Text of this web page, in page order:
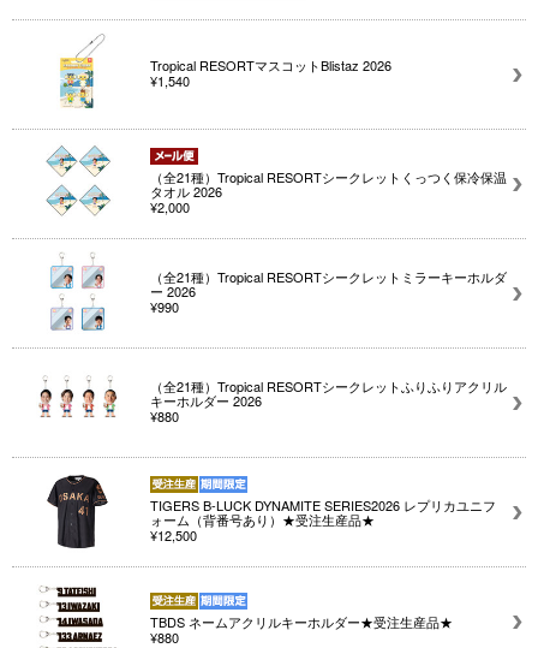
Tropical RESORTマスコットBlistaz 2026
¥1,540
（全21種）Tropical RESORTシークレットくっつく保冷保温
タオル 2026
¥2,000
（全21種）Tropical RESORTシークレットミラーキーホルダ
ー 2026
¥990
（全21種）Tropical RESORTシークレットふりふりアクリル
キーホルダー 2026
¥880
TIGERS B-LUCK DYNAMITE SERIES2026 レプリカユニフ
ォーム（背番号あり）★受注生産品★
¥12,500
TBDS ネームアクリルキーホルダー★受注生産品★
¥880